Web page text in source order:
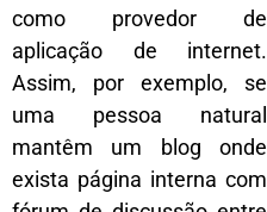
como provedor de
aplicação de internet.
Assim, por exemplo, se
uma pessoa natural
mantêm um blog onde
exista página interna com